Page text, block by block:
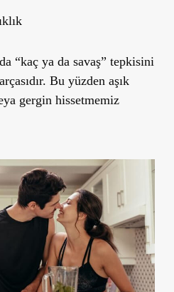
“kaç ya da savaş” tepkisini
Bu yüzden aşık
gergin hissetmemiz